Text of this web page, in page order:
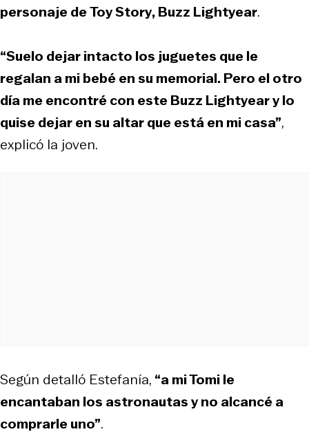
personaje deToy Story, Buzz Lightyear.
“Suelo dejar intacto los juguetes que le
regalan a mi bebé en su memorial. Pero el otro
día me encontré con este Buzz Lightyear y lo
quise dejar en su altar que está en mi casa”,
explicó la joven.
Según detalló Estefanía, “a mi Tomi le
encantaban los astronautas y no alcancé a
comprarle uno”.